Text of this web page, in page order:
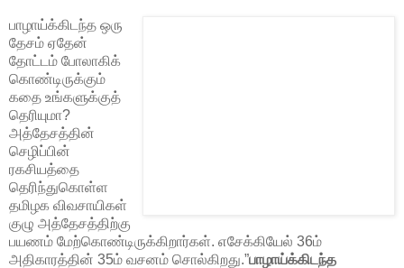
பாழாய்க்கிடந்த ஒரு
தேசம் ஏதேன்
தோட்டம் போலாகிக்
கொண்டிருக்கும்
கதை உங்களுக்குத்
தெரியுமா?
அத்தேசத்தின்
செழிப்பின்
ரகசியத்தை
தெரிந்துகொள்ள
தமிழக விவசாயிகள்
குழு அத்தேசத்திற்கு
பயணம் மேற்கொண்டிருக்கிறார்கள். எசேக்கியேல் 36ம்
அதிகாரத்தின் 35ம் வசனம் சொல்கிறது.”பாழாய்க்கிடந்த